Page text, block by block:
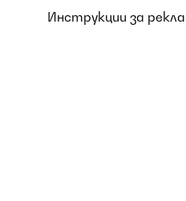
Инструкции за